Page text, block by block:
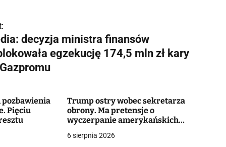
decyzja ministra finansów
egzekucję 174,5 mln zł kary
pozbawienia
Pięciu
Trump ostry wobec sekretarza
obrony. Ma pretensje o
wyczerpanie amerykańskich
6 sierpnia 2026